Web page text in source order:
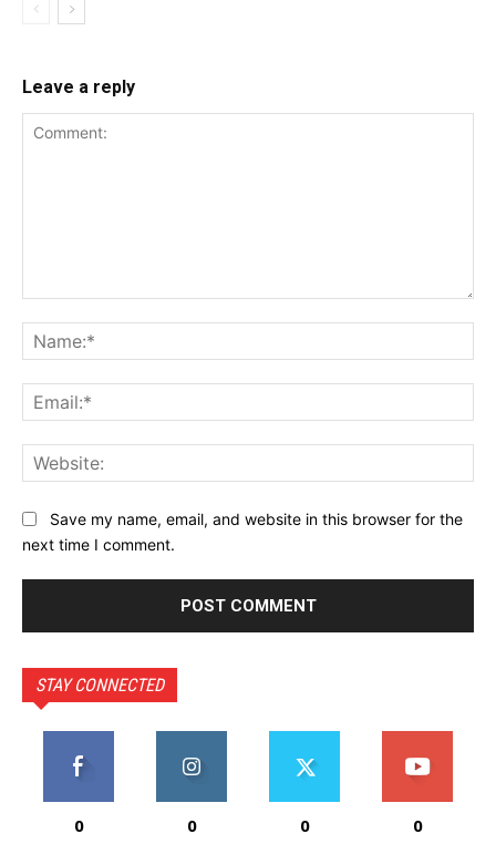
Leave a reply
Save my name, email, and website in this browser for the
next time I comment.
STAY CONNECTED
0 0 0 0